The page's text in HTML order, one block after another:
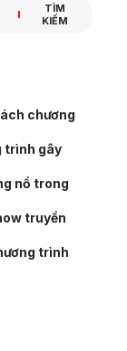
TÌM
KIẾM
chương
trình gây
nổ trong
truyền
trình